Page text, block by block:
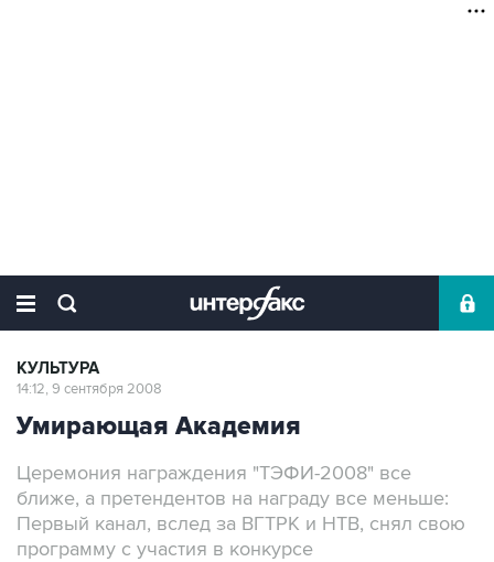
КУЛЬТУРА
14:12, 9 сентября 2008
Умирающая Академия
Церемония награждения "ТЭФИ-2008" все
ближе, а претендентов на награду все меньше:
Первый канал, вслед за ВГТРК и НТВ, снял свою
программу с участия в конкурсе